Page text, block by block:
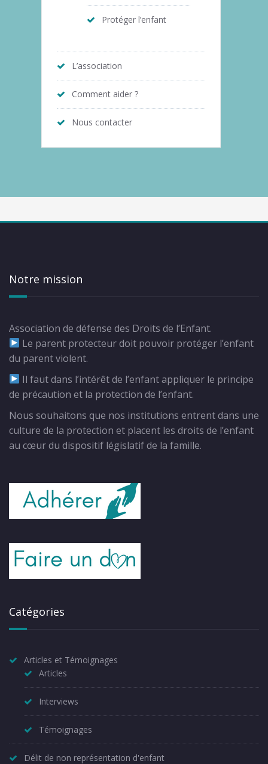
Protéger l’enfant
L’association
Comment aider ?
Nous contacter
Notre mission
Association de défense des Droits de l’Enfant.
Le parent protecteur doit pouvoir protéger l’enfant
du parent violent.
Il faut dans l’intérêt de l’enfant appliquer le principe
de précaution et la protection de l’enfant.
Nous souhaitons que nos institutions entrent dans une
culture de la protection et placent les droits de l’enfant
au cœur du dispositif législatif de la famille.
Catégories
Articles et Témoignages
Articles
Interviews
Témoignages
Délit de non représentation d'enfant